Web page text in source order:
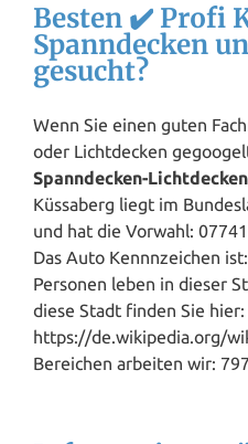
Besten ✔️ Profi
Spanndecken
gesucht?
Wenn Sie einen guten
oder Lichtdecken
Spanndecken-
Küssaberg liegt im
und hat die Vorwahl:
Das Auto Kennnzeichen
Personen leben in dieser
diese Stadt finden Sie hier:
https://de.wikipedia.org/
Bereichen arbeiten wir: